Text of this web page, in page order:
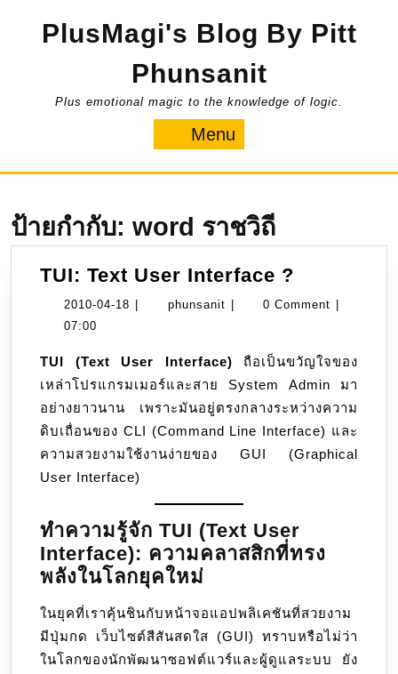
PlusMagi's Blog By Pitt
Phunsanit
Plus emotional magic to the knowledge of logic.
Menu
ป้ายกำกับ: word ราชวิถี
TUI: Text User Interface ?
Text
?
2010-04-18 2010- phunsanit phunsanit0 Comment
07:00
TUI (Text User Interface) ถือเป็นขวัญใจของ
เหล่าโปรแกรมเมอร์และสาย System Admin มา
อย่างยาวนาน เพราะมันอยู่ตรงกลางระหว่างความ
ดิบเถื่อนของ CLI (Command Line Interface) และ
ความสวยงามใช้งานง่ายของ GUI (Graphical
User Interface)
ทำความรู้จัก TUI (Text User
Interface): ความคลาสสิกที่ทรง
พลังในโลกยุคใหม่
ในยุคที่เราคุ้นชินกับหน้าจอแอปพลิเคชันที่สวยงาม
มีปุ่มกด เว็บไซต์สีสันสดใส (GUI) ทราบหรือไม่ว่า
ในโลกของนักพัฒนาซอฟต์แวร์และผู้ดูแลระบบ ยัง